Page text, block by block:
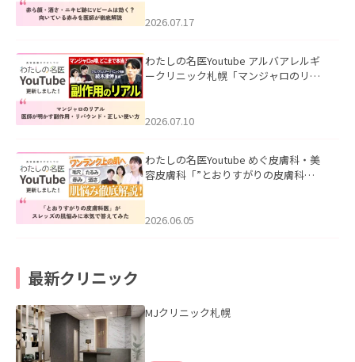
した。
2026.07.17
わたしの名医Youtube アルバアレルギ
ークリニック札幌「マンジャロのリア
た。
2026.07.10
わたしの名医Youtube めぐ皮膚科・美
容皮膚科「”とおりすがりの皮膚科
2026.06.05
最新クリニック
MJクリニック札幌